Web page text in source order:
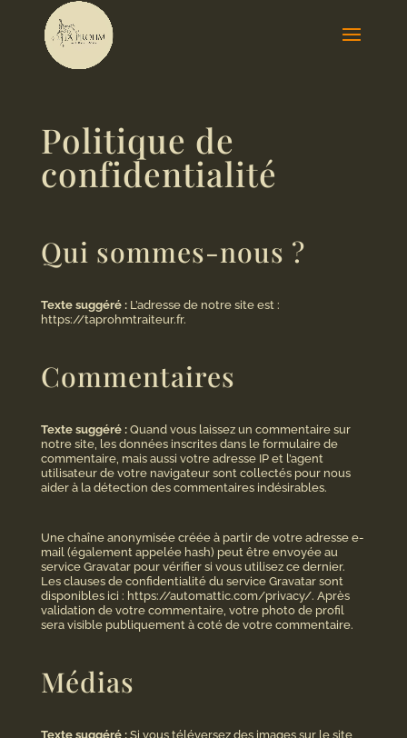
Politique de
confidentialité
Qui sommes-nous ?
Texte suggéré : L’adresse de notre site est :
https://taprohmtraiteur.fr.
Commentaires
Texte suggéré : Quand vous laissez un commentaire sur
notre site, les données inscrites dans le formulaire de
commentaire, mais aussi votre adresse IP et l’agent
utilisateur de votre navigateur sont collectés pour nous
aider à la détection des commentaires indésirables.
Une chaîne anonymisée créée à partir de votre adresse e-
mail (également appelée hash) peut être envoyée au
service Gravatar pour vérifier si vous utilisez ce dernier.
Les clauses de confidentialité du service Gravatar sont
disponibles ici : https://automattic.com/privacy/. Après
validation de votre commentaire, votre photo de profil
sera visible publiquement à coté de votre commentaire.
Médias
Texte suggéré : Si vous téléversez des images sur le site,